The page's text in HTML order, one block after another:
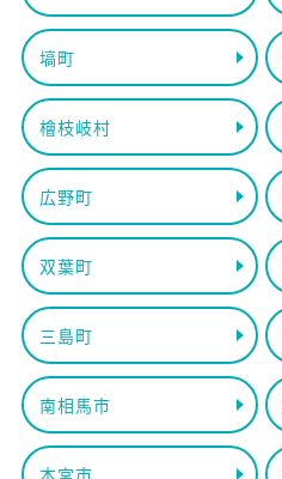
塙町
檜枝岐村
広野町
双葉町
三島町
南相馬市